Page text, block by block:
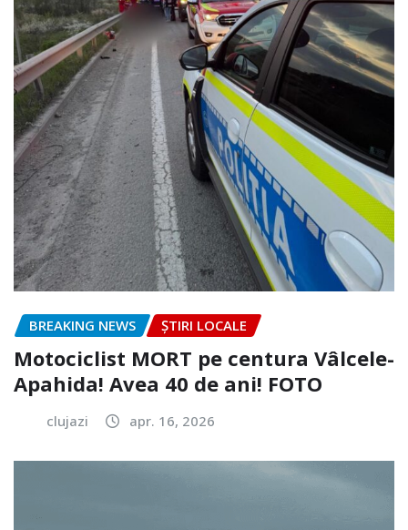
BREAKING NEWS ȘTIRI LOCALE
Motociclist MORT pe centura Vâlcele-
Apahida! Avea 40 de ani! FOTO
clujazi apr. 16, 2026